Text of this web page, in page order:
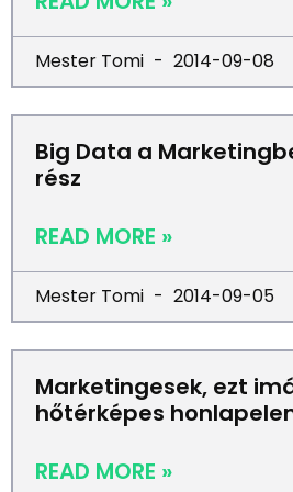
Mester Tomi 2014-09-08
Big Data a
rész
READ MORE »
Mester Tomi 2014-09-05
Marketingesek, ezt
hőtérképes
READ MORE »